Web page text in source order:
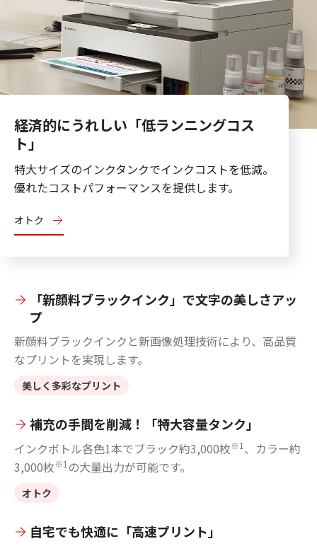
経済的にうれしい「低ランニングコス
ト」
特大サイズのインクタンクでインクコストを低減。
優れたコストパフォーマンスを提供します。
オトク
「新顔料ブラックインク」で文字の美しさアッ
プ
新顔料ブラックインクと新画像処理技術により、高品質
なプリントを実現します。
美しく多彩なプリント
補充の手間を削減！「特大容量タンク」
インクボトル各色1本でブラック約3,000枚※1 、カラー約
3,000枚※1 の大量出力が可能です。
オトク
自宅でも快適に「高速プリント」